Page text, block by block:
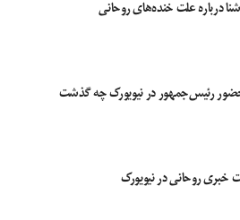
درباره علت خنده‌های روحانی
رئیس‌جمهور در نیویورک چه گذشت
روحانی در نیویورک